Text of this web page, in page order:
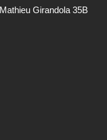
Girandola 35B